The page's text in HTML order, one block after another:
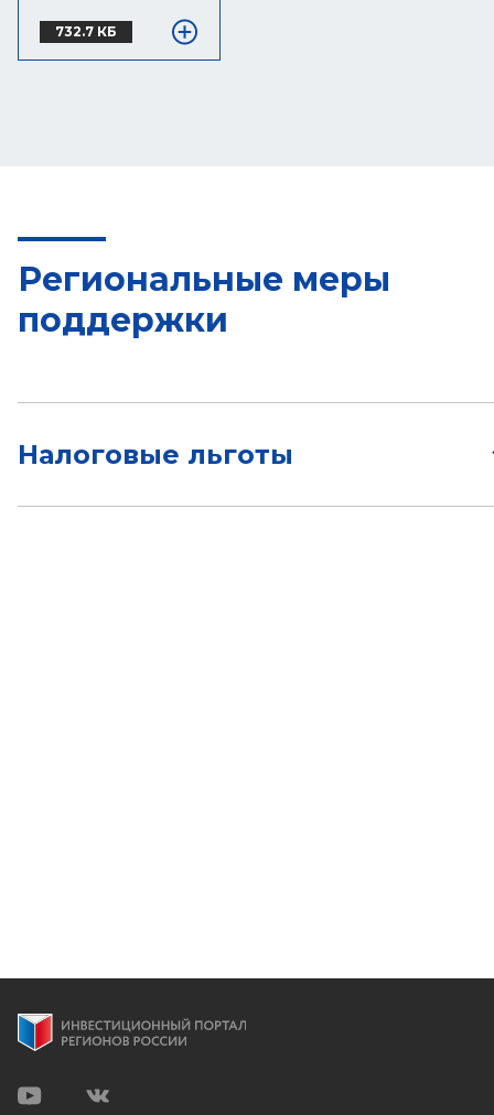
732.7 КБ
Региональные меры
поддержки
Налоговые льготы